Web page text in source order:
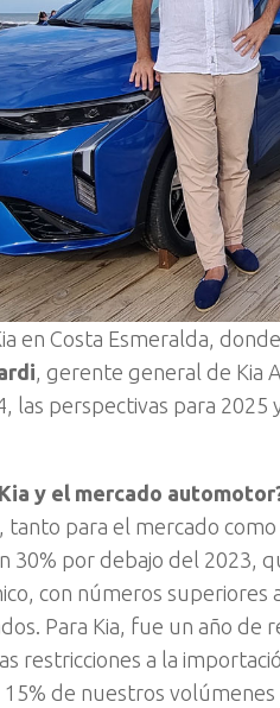
en Costa Esmeralda,
, gerente general de Kia
las perspectivas para
y el mercado
para el mercado
por debajo del 2023,
con números
Para Kia, fue un año
restricciones a la
15% de nuestros